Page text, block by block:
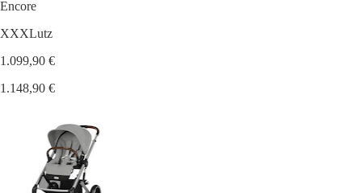
Encore
XXXLutz
1.099,90 €
1.148,90 €